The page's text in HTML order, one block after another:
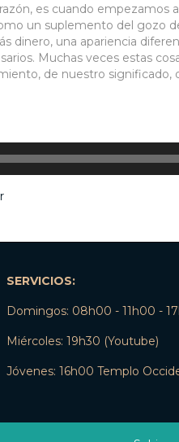
es cuando empezamos
un suplemento del gozo
dinero, una apariencia
Muchas veces estas
de nuestro significado,
SERVICIOS:
Domingos: 08h00 - 11h00 -
Miércoles: 19h30 (Youtube)
Jóvenes: 16h00 Templo